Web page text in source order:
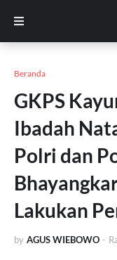
Beranda
GKPS
Ibadah
Polri dan
Lakukan
by AGUS WIEBOWO -